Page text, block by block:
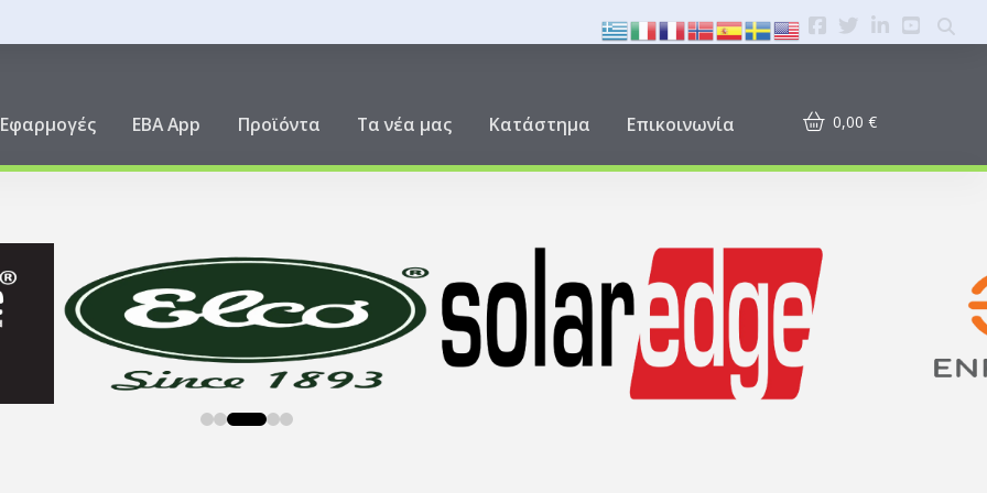
Εφαρμογές EBA App Προϊόντα Τα νέα μας Κατάστημα Επικοινωνία 0,00 €
0 1 2 3 4